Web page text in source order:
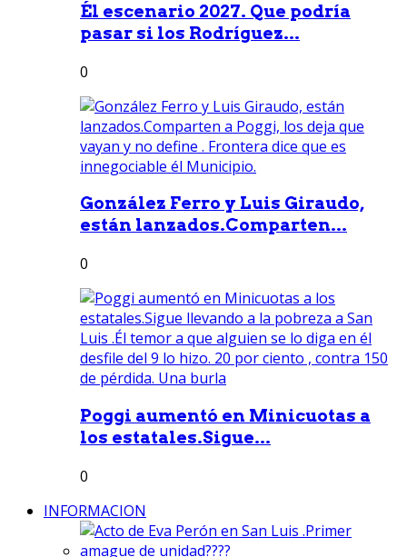
Él escenario 2027. Que podría
pasar si los Rodríguez...
0
González Ferro y Luis Giraudo,
están lanzados.Comparten...
0
Poggi aumentó en Minicuotas a
los estatales.Sigue...
0
INFORMACION